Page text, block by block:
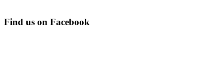
Find us on Facebook